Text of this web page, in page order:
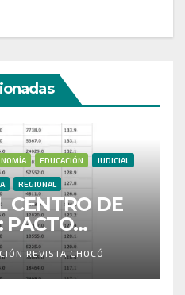
EDUCACIÓN JUDICIAL
REGIONAL
CENTRO DE
PACTO
Y PIDE
REVISTA CHOCÓ